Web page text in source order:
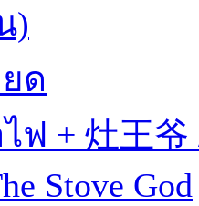
)
ด
ไฟ + 灶王爷
Stove God